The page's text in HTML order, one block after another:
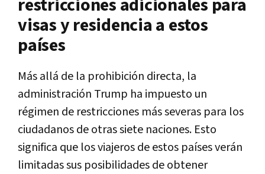
restricciones adicionales para
visas y residencia a estos
países
Más allá de la prohibición directa, la
administración Trump ha impuesto un
régimen de restricciones más severas para los
ciudadanos de otras siete naciones. Esto
significa que los viajeros de estos países verán
limitadas sus posibilidades de obtener